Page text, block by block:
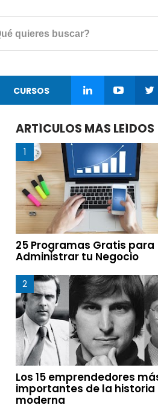
CURSOS
ARTÍCULOS MÁS LEÍDOS
25 Programas Gratis para
Administrar tu Negocio
Los 15 emprendedores
importantes de la historia
moderna